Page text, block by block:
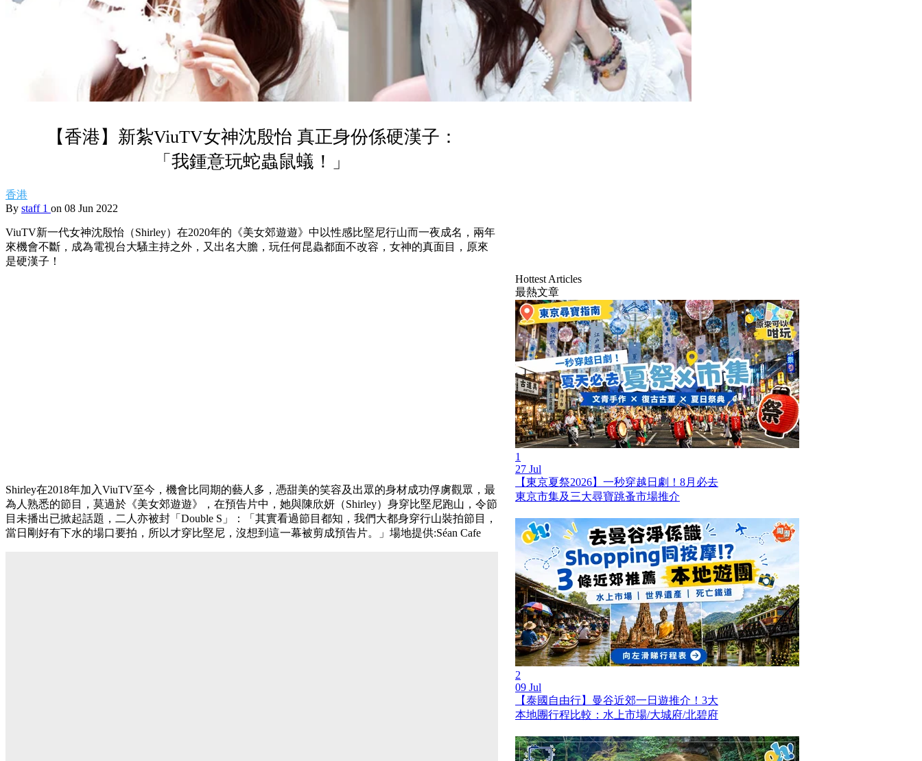
【香港】新紮ViuTV女神沈殷怡 真正身份係硬漢子：
「我鍾意玩蛇蟲鼠蟻！」
香港
By staff 1 on 08 Jun 2022
ViuTV新一代女神沈殷怡（Shirley）在2020年的《美女郊遊遊》中以性感比堅尼行山而一夜成名，兩年
來機會不斷，成為電視台大騷主持之外，又出名大膽，玩任何昆蟲都面不改容，女神的真面目，原來
是硬漢子！
Shirley在2018年加入ViuTV至今，機會比同期的藝人多，憑甜美的笑容及出眾的身材成功俘虜觀眾，最
為人熟悉的節目，莫過於《美女郊遊遊》，在預告片中，她與陳欣妍（Shirley）身穿比堅尼跑山，令節
目未播出已掀起話題，二人亦被封「Double S」：「其實看過節目都知，我們大都身穿行山裝拍節目，
當日剛好有下水的場口要拍，所以才穿比堅尼，沒想到這一幕被剪成預告片。」場地提供:Séan Cafe
Hottest Articles
最熱文章
1
27 Jul
【東京夏祭2026】一秒穿越日劇！8月必去
東京市集及三大尋寶跳蚤市場推介
2
09 Jul
【泰國自由行】曼谷近郊一日遊推介！3大
本地團行程比較：水上市場/大城府/北碧府